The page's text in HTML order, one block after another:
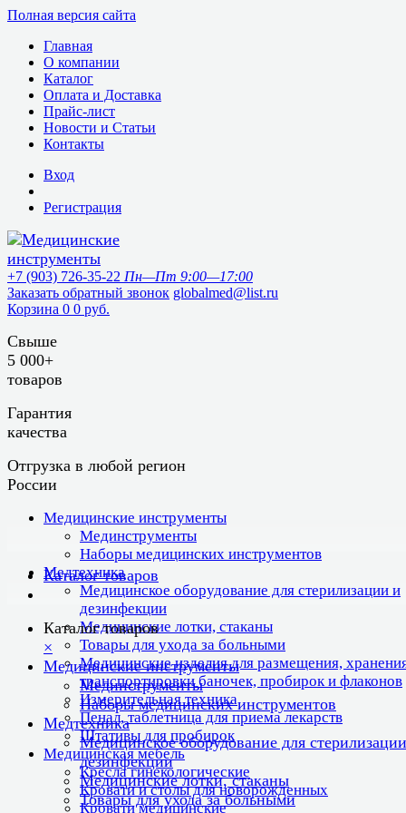
Полная версия сайта
Главная
О компании
Каталог
Оплата и Доставка
Прайс-лист
Новости и Статьи
Контакты
Вход
Регистрация
+7 (903) 726-35-22 Пн—Пт 9:00—17:00
Заказать обратный звонок globalmed@list.ru
Корзина 0 0 руб.
Свыше
5 000+
товаров
Гарантия
качества
Отгрузка в любой регион
России
Медицинские инструменты
Мединструменты
Наборы медицинских инструментов
Медтехника
Медицинское оборудование для стерилизации и
дезинфекции
Медицинские лотки, стаканы
Товары для ухода за больными
Медицинские изделия для размещения,
транспортировки баночек, пробирок и флаконов
Измерительная техника
Пенал, таблетница для приема лекарств
Штативы для пробирок
Медицинская мебель
Кресла гинекологические
Кровати и столы для новорожденных
Кровати медицинские
Каталог товаров
Каталог товаров
×
Медицинские инструменты
Мединструменты
Наборы медицинских инструментов
Медтехника
Медицинское оборудование для
дезинфекции
Медицинские лотки, стаканы
Товары для ухода за больными